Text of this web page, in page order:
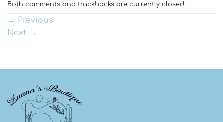
Both comments and trackbacks are currently closed.
←
Previous
Next →